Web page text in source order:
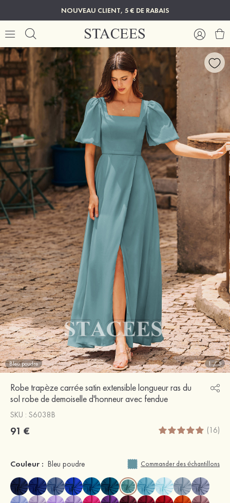
NOUVEAU CLIENT, 5 € DE RABAIS
Bleu poudre 1/5
Robe trapèze carrée satin extensible longueur ras du
sol robe de demoiselle d'honneur avec fendue
SKU : S6038B
91 € (16)
Couleur : Bleu poudre Commander des échantillons